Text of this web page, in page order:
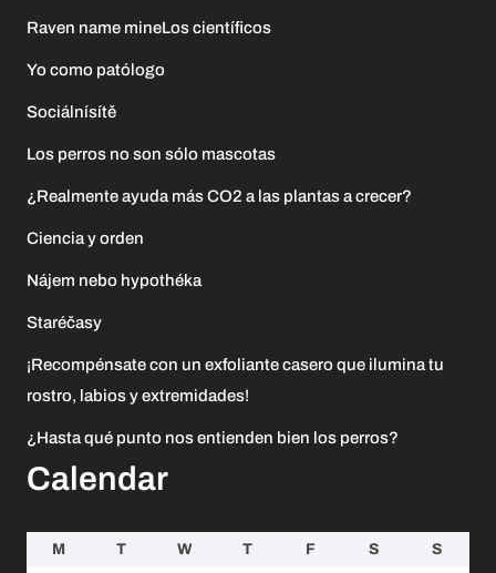
Raven name mineLos científicos
Yo como patólogo
Sociálnísítě
Los perros no son sólo mascotas
¿Realmente ayuda más CO2 a las plantas a crecer?
Ciencia y orden
Nájem nebo hypothéka
Staréčasy
¡Recompénsate con un exfoliante casero que ilumina tu
rostro, labios y extremidades!
¿Hasta qué punto nos entienden bien los perros?
Calendar
M T W T F S S